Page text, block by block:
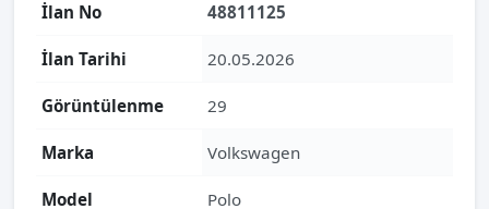
İlan No 48811125
İlan Tarihi 20.05.2026
Görüntülenme 29
Marka Volkswagen
Model Polo